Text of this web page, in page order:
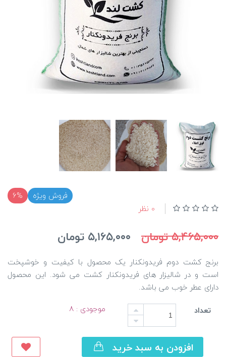
6%
فروش ویژه
0 نظر
۵,۴۶۵,۰۰۰ تومان
برنج کشت دوم فریدونکنار یک محصول با کیفیت و خوشپخت
است و در شالیزار های فریدونکنار کشت می شود. این محصول
دارای عطر خوب می باشد.
تعداد
موجودی : ۸
افزودن به سبد خرید